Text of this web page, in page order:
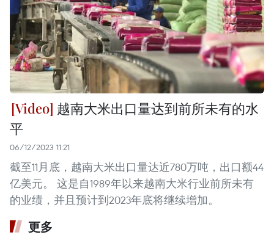
越南大米出口量达到前所未有的水
平
06/12/2023 11:21
截至11月底，越南大米出口量达近780万吨，出口额44
亿美元。 这是自1989年以来越南大米行业前所未有
的业绩，并且预计到2023年底将继续增加。
更多